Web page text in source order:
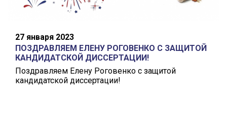
27 января 2023
ПОЗДРАВЛЯЕМ ЕЛЕНУ РОГОВЕНКО С ЗАЩИТОЙ
КАНДИДАТСКОЙ ДИССЕРТАЦИИ!
Поздравляем Елену Роговенко с защитой
кандидатской диссертации!